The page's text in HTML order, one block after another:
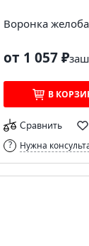
Воронка
от 1 057 ₽за
В
Сравнить
Нужна